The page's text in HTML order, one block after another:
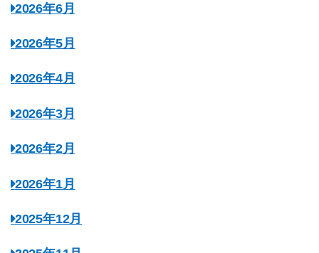
2026年6月
2026年5月
2026年4月
2026年3月
2026年2月
2026年1月
2025年12月